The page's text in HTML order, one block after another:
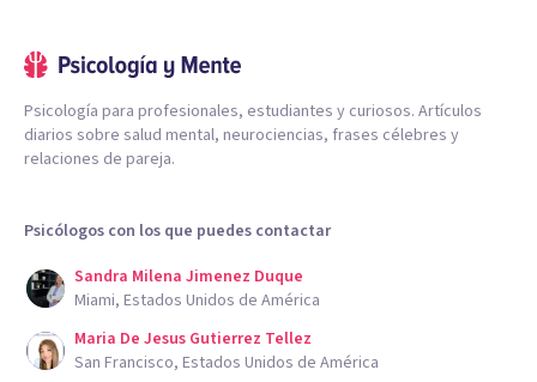
Psicología para profesionales, estudiantes y curiosos. Artículos
diarios sobre salud mental, neurociencias, frases célebres y
relaciones de pareja.
Psicólogos con los que puedes contactar
Sandra Milena Jimenez Duque
Miami, Estados Unidos de América
Maria De Jesus Gutierrez Tellez
San Francisco, Estados Unidos de América